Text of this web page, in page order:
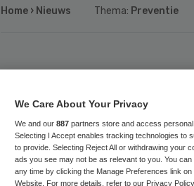
Home › Nieuws Thema: Preventie
VS wil
We Care About Your Privacy
We and our 887 partners store and access
Selecting I Accept enables tracking technologies
to provide. Selecting Reject All or withdrawing your
ads you see may not be as relevant to you. You
any time by clicking the Manage Preferences link
Website. For more details, refer to our Privacy Policy.